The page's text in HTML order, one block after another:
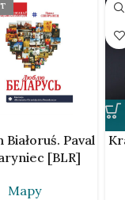
Białoruś. Paval
[BLR]
Mapy